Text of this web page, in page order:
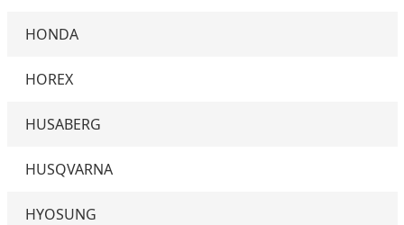
HONDA
HOREX
HUSABERG
HUSQVARNA
HYOSUNG